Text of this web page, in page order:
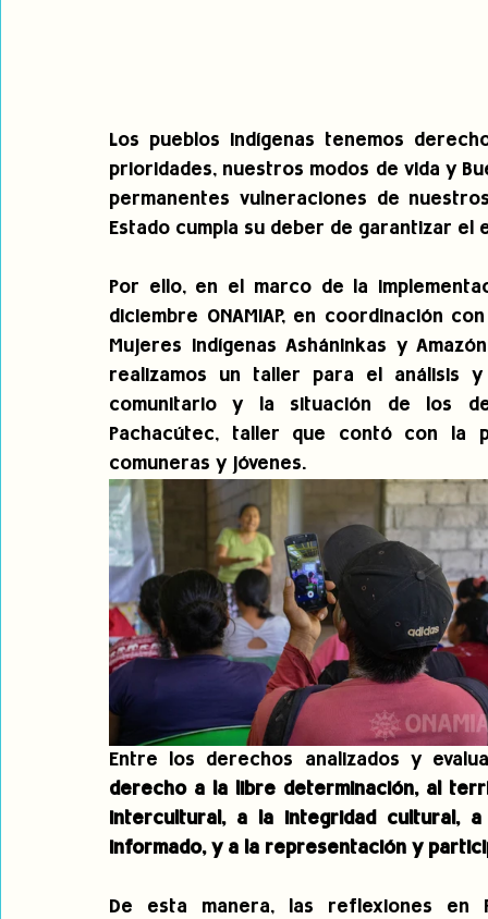
Los pueblos indígenas tenemos
prioridades, nuestros modos de vida y
permanentes vulneraciones de
Estado cumpla su deber de garantizar
Por ello, en el marco de la
diciembre ONAMIAP, en coordinación
Mujeres Indígenas Asháninkas y
realizamos un taller para el análisis
comunitario y la situación de los
Pachacútec, taller que contó con la
comuneras y jóvenes.
Entre los derechos analizados y
derecho a la libre determinación, al
intercultural, a la integridad cultural,
informado, y a la representación y
De esta manera, las reflexiones en